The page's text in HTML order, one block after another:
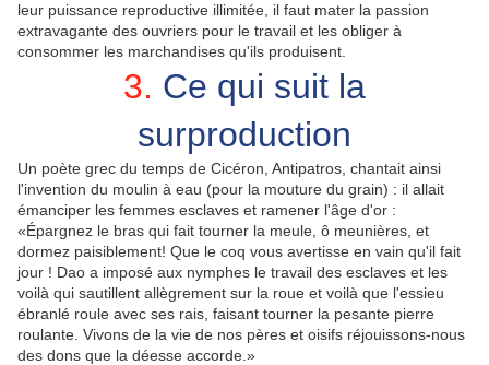
leur puissance reproductive illimitée, il faut mater la passion
extravagante des ouvriers pour le travail et les obliger à
consommer les marchandises qu'ils produisent.
3. Ce qui suit la
surproduction
Un poète grec du temps de Cicéron, Antipatros, chantait ainsi
l'invention du moulin à eau (pour la mouture du grain) : il allait
émanciper les femmes esclaves et ramener l'âge d'or :
«Épargnez le bras qui fait tourner la meule, ô meunières, et
dormez paisiblement! Que le coq vous avertisse en vain qu'il fait
jour ! Dao a imposé aux nymphes le travail des esclaves et les
voilà qui sautillent allègrement sur la roue et voilà que l'essieu
ébranlé roule avec ses rais, faisant tourner la pesante pierre
roulante. Vivons de la vie de nos pères et oisifs réjouissons-nous
des dons que la déesse accorde.»